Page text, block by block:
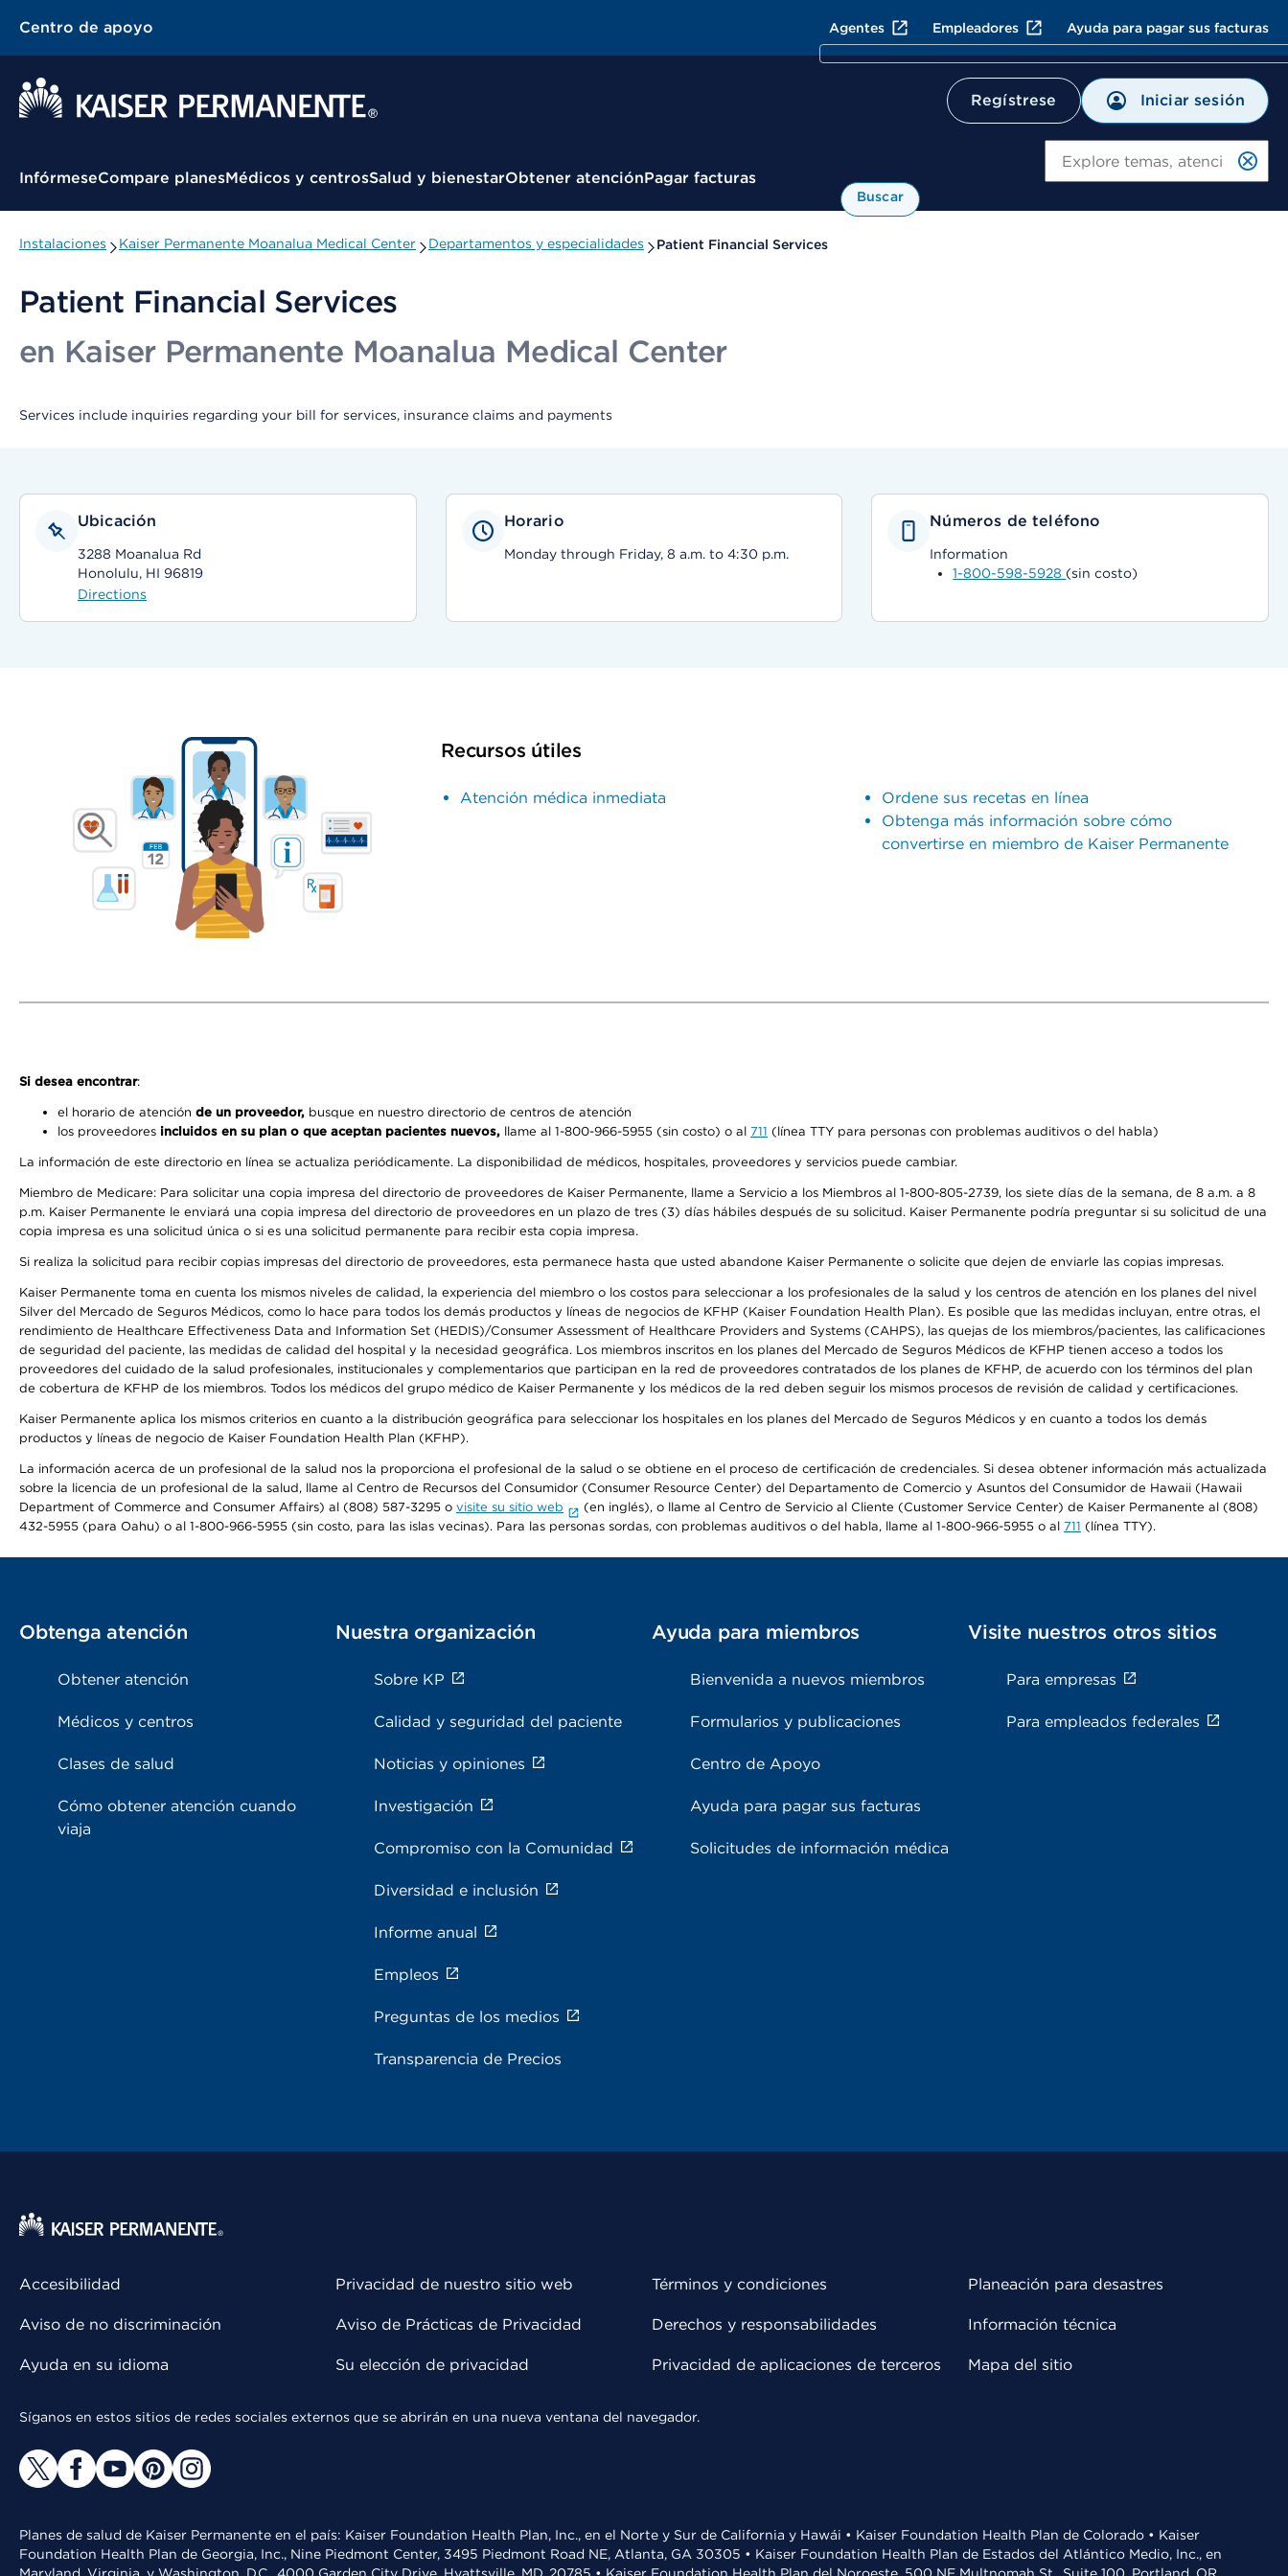
Centro de apoyo Agentes Empleadores Ayuda para pagar sus facturas
Regístrese Iniciar sesión
Menú contextual
InfórmeseCompare planesMédicos y centrosSalud y bienestarObtener atenciónPagar facturas
Buscar
Instalaciones Kaiser Permanente Moanalua Medical Center Departamentos y especialidades Patient Financial Services
Patient Financial Services
en Kaiser Permanente Moanalua Medical Center
Services include inquiries regarding your bill for services, insurance claims and payments
Ubicación
3288 Moanalua Rd
Honolulu, HI 96819
Directions
Horario
Monday through Friday, 8 a.m. to 4:30 p.m.
Números de teléfono
Information
1-800-598-5928 (sin costo)
Recursos útiles
Atención médica inmediata
Ordene sus recetas en línea
Obtenga más información sobre cómo
convertirse en miembro de Kaiser Permanente
Si desea encontrar:
el horario de atención de un proveedor, busque en nuestro directorio de centros de atención
los proveedores incluidos en su plan o que aceptan pacientes nuevos, llame al 1-800-966-5955 (sin costo) o al 711 (línea TTY para personas con problemas auditivos o del habla)
La información de este directorio en línea se actualiza periódicamente. La disponibilidad de médicos, hospitales, proveedores y servicios puede cambiar.
Miembro de Medicare: Para solicitar una copia impresa del directorio de proveedores de Kaiser Permanente, llame a Servicio a los Miembros al 1-800-805-2739, los siete días de la semana, de 8 a.m. a 8
p.m. Kaiser Permanente le enviará una copia impresa del directorio de proveedores en un plazo de tres (3) días hábiles después de su solicitud. Kaiser Permanente podría preguntar si su solicitud de una
copia impresa es una solicitud única o si es una solicitud permanente para recibir esta copia impresa.
Si realiza la solicitud para recibir copias impresas del directorio de proveedores, esta permanece hasta que usted abandone Kaiser Permanente o solicite que dejen de enviarle las copias impresas.
Kaiser Permanente toma en cuenta los mismos niveles de calidad, la experiencia del miembro o los costos para seleccionar a los profesionales de la salud y los centros de atención en los planes del nivel
Silver del Mercado de Seguros Médicos, como lo hace para todos los demás productos y líneas de negocios de KFHP (Kaiser Foundation Health Plan). Es posible que las medidas incluyan, entre otras, el
rendimiento de Healthcare Effectiveness Data and Information Set (HEDIS)/Consumer Assessment of Healthcare Providers and Systems (CAHPS), las quejas de los miembros/pacientes, las calificaciones
de seguridad del paciente, las medidas de calidad del hospital y la necesidad geográfica. Los miembros inscritos en los planes del Mercado de Seguros Médicos de KFHP tienen acceso a todos los
proveedores del cuidado de la salud profesionales, institucionales y complementarios que participan en la red de proveedores contratados de los planes de KFHP, de acuerdo con los términos del plan
de cobertura de KFHP de los miembros. Todos los médicos del grupo médico de Kaiser Permanente y los médicos de la red deben seguir los mismos procesos de revisión de calidad y certificaciones.
Kaiser Permanente aplica los mismos criterios en cuanto a la distribución geográfica para seleccionar los hospitales en los planes del Mercado de Seguros Médicos y en cuanto a todos los demás
productos y líneas de negocio de Kaiser Foundation Health Plan (KFHP).
La información acerca de un profesional de la salud nos la proporciona el profesional de la salud o se obtiene en el proceso de certificación de credenciales. Si desea obtener información más actualizada
sobre la licencia de un profesional de la salud, llame al Centro de Recursos del Consumidor (Consumer Resource Center) del Departamento de Comercio y Asuntos del Consumidor de Hawaii (Hawaii
Department of Commerce and Consumer Affairs) al (808) 587-3295 o visite su sitio web
(en inglés), o llame al Centro de Servicio al Cliente (Customer Service Center) de Kaiser Permanente al (808)
432-5955 (para Oahu) o al 1-800-966-5955 (sin costo, para las islas vecinas). Para las personas sordas, con problemas auditivos o del habla, llame al 1-800-966-5955 o al 711 (línea TTY).
Obtenga atención
Obtener atención
Médicos y centros
Clases de salud
Cómo obtener atención cuando
viaja
Nuestra organización
Sobre KP
Calidad y seguridad del paciente
Noticias y opiniones
Investigación
Compromiso con la Comunidad
Diversidad e inclusión
Informe anual
Empleos
Preguntas de los medios
Transparencia de Precios
Ayuda para miembros
Bienvenida a nuevos miembros
Formularios y publicaciones
Centro de Apoyo
Ayuda para pagar sus facturas
Solicitudes de información médica
Visite nuestros otros sitios
Para empresas
Para empleados federales
Accesibilidad
Aviso de no discriminación
Ayuda en su idioma
Privacidad de nuestro sitio web
Aviso de Prácticas de Privacidad
Su elección de privacidad
Términos y condiciones
Derechos y responsabilidades
Privacidad de aplicaciones de terceros
Planeación para desastres
Información técnica
Mapa del sitio
Síganos en estos sitios de redes sociales externos que se abrirán en una nueva ventana del navegador.
Planes de salud de Kaiser Permanente en el país: Kaiser Foundation Health Plan, Inc., en el Norte y Sur de California y Hawái • Kaiser Foundation Health Plan de Colorado • Kaiser
Foundation Health Plan de Georgia, Inc., Nine Piedmont Center, 3495 Piedmont Road NE, Atlanta, GA 30305 • Kaiser Foundation Health Plan de Estados del Atlántico Medio, Inc., en